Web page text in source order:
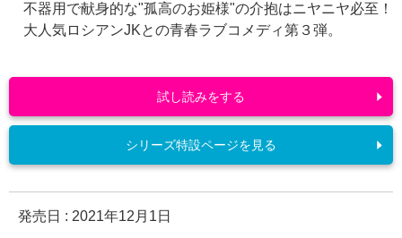
不器用で献身的な"孤高のお姫様"の介抱はニヤニヤ必至！
大人気ロシアンJKとの青春ラブコメディ第３弾。
発売日 : 2021年12月1日
試し読みをする
シリーズ特設ページを見る